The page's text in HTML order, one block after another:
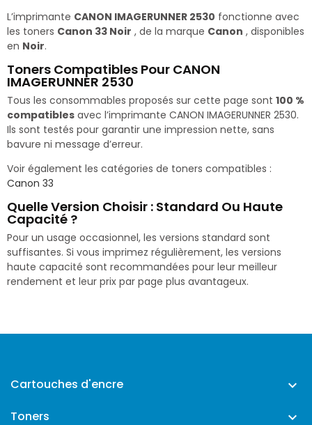
L’imprimante CANON IMAGERUNNER 2530 fonctionne avec
les toners Canon 33 Noir , de la marque Canon , disponibles
en Noir.
Toners Compatibles Pour CANON
IMAGERUNNER 2530
Tous les consommables proposés sur cette page sont 100 %
compatibles avec l’imprimante CANON IMAGERUNNER 2530.
Ils sont testés pour garantir une impression nette, sans
bavure ni message d’erreur.
Voir également les catégories de toners compatibles :
Canon 33
Quelle Version Choisir : Standard Ou Haute
Capacité ?
Pour un usage occasionnel, les versions standard sont
suffisantes. Si vous imprimez régulièrement, les versions
haute capacité sont recommandées pour leur meilleur
rendement et leur prix par page plus avantageux.
Cartouches d'encre 
Toners 